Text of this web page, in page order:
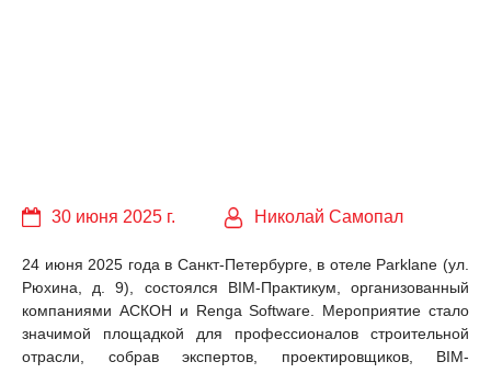
30 июня 2025 г. Николай Самопал
24 июня 2025 года в Санкт-Петербурге, в отеле Parklane (ул.
Рюхина, д. 9), состоялся BIM-Практикум, организованный
компаниями АСКОН и Renga Software. Мероприятие стало
значимой площадкой для профессионалов строительной
отрасли, собрав экспертов, проектировщиков, BIM-